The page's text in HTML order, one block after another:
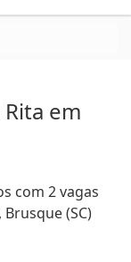
em
com 2 vagas
(SC)